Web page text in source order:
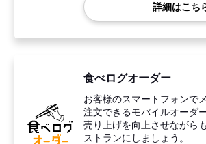
詳細はこち
食べログオーダー
お客様のスマートフォンで
注文できるモバイルオーダ
売り上げを向上させながら
ストランにしましょう。